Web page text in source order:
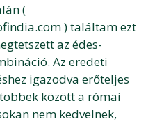
(
) találtam ezt
az édes-
Az eredeti
igazodva erőteljes
között a római
nem kedvelnek,